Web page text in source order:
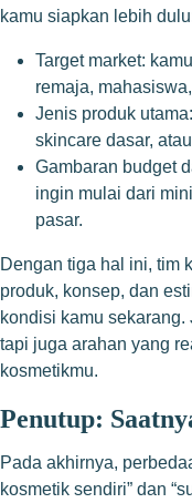
kamu siapkan lebih
Target market:
remaja,
Jenis produk
skincare dasar,
Gambaran budget
ingin mulai dari
pasar.
Dengan tiga hal ini, tim
produk, konsep, dan
kondisi kamu
tapi juga arahan yang
kosmetikmu.
Penutup:
Pada akhirnya,
kosmetik sendiri” dan